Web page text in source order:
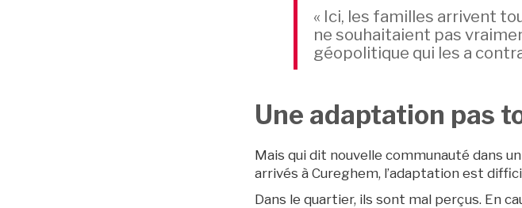
« Ici, les familles arrivent
ne souhaitaient pas
géopolitique qui les a
Une adaptation pas
Mais qui dit nouvelle communauté dans
arrivés à Cureghem, l’adaptation est
Dans le quartier, ils sont mal perçus. En